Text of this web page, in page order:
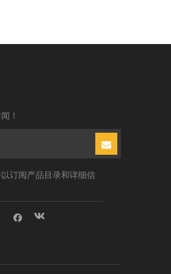
！
订阅产品目录和详细信